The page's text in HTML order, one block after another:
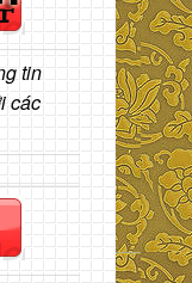
tin
các